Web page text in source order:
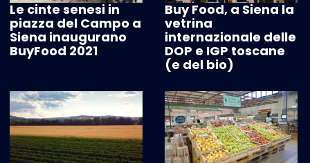
Le cinte senesi in
piazza del Campo a
Siena inaugurano
BuyFood 2021
Buy Food, a Siena la
vetrina
internazionale delle
DOP e IGP toscane
(e del bio)